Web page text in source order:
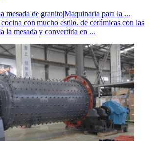
mesada de granito|Maquinaria para la ...
con mucho estilo. de cerámicas con las
la mesada y convertirla en ...